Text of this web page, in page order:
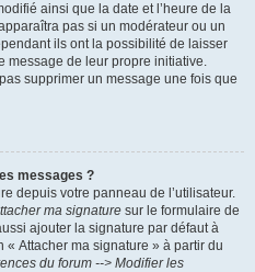
ainsi que la date et l’heure de la
pas si un modérateur ou un
ils ont la possibilité de laisser
message de leur propre initiative.
supprimer un message une fois que
messages ?
depuis votre panneau de l’utilisateur.
ma signature sur le formulaire de
ajouter la signature par défaut à
« Attacher ma signature » à partir du
du forum --> Modifier les